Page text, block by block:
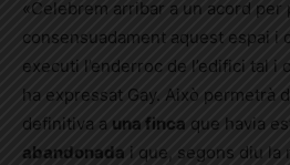
«Celebrem arribar a un acord per
consensuadament aquest espai i
executi l’enderroc de l’edifici tal i
ha expressat Gay. Això permetrà
definitiva a una finca que havia
abandonada i que, segons diu